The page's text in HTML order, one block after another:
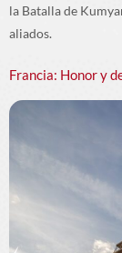
la Batalla de
aliados.
Francia: Honor y